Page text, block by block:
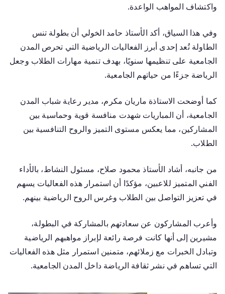
واكتشاف المواهب الواعدة.
وفي هذا السياق، أكد الأستاذ حامد الخولي أن بطولة تنس
الطاولة تُعد إحدى أبرز الفعاليات الرياضية التي تحرص المدن
الجامعية على تنظيمها سنويًا، بهدف تنمية مهارات الطلاب وجعل
الرياضة جزءًا من حياتهم الجامعية.
كما أوضحت الاستاذة ماريان مكرم، مدير رعاية شباب المدن
الجامعية، أن المباريات شهدت منافسة قوية وحماسية بين
المشاركين، مما يعكس مستوى التميز والروح التنافسية بين
الطلاب.
من جانبه، أشاد الأستاذ محمود صلاح، مسئول النشاط، بالأداء
الفني المتميز للاعبين، مؤكدًا أن استمرار هذه الفعاليات يسهم
في تعزيز التواصل بين الطلاب وغرس الروح الرياضية بينهم.
وأعرب المشاركون عن سعادتهم بالمشاركة في البطولة،
مشيرين إلى أنها كانت فرصة رائعة لإبراز مواهبهم الرياضية
وتبادل الخبرات مع زملائهم، متمنين استمرار مثل هذه الفعاليات
التي تساهم في نشر ثقافة الرياضة داخل المدن الجامعية.